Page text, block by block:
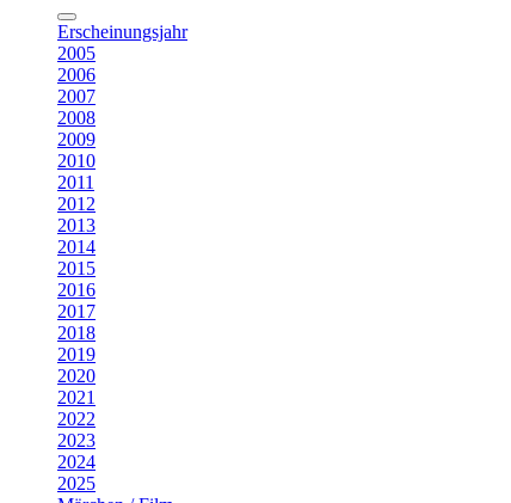
Erscheinungsjahr
2005
2006
2007
2008
2009
2010
2011
2012
2013
2014
2015
2016
2017
2018
2019
2020
2021
2022
2023
2024
2025